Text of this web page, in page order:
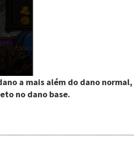
a mais além do dano
no dano base.